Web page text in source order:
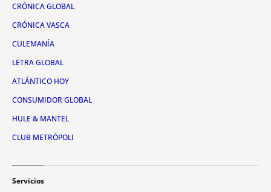
CRÓNICA GLOBAL
CRÓNICA VASCA
CULEMANÍA
LETRA GLOBAL
ATLÁNTICO HOY
CONSUMIDOR GLOBAL
HULE & MANTEL
CLUB METRÓPOLI
Servicios